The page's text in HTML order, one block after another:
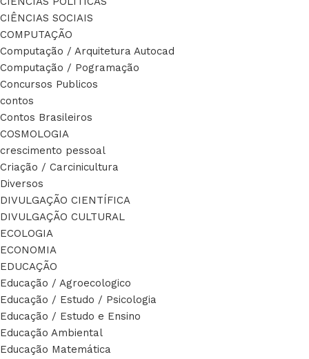
CIÊNCIAS SOCIAIS
COMPUTAÇÃO
Computação / Arquitetura Autocad
Computação / Pogramação
Concursos Publicos
contos
Contos Brasileiros
COSMOLOGIA
crescimento pessoal
Criação / Carcinicultura
Diversos
DIVULGAÇÃO CIENTÍFICA
DIVULGAÇÃO CULTURAL
ECOLOGIA
ECONOMIA
EDUCAÇÃO
Educação / Agroecologico
Educação / Estudo / Psicologia
Educação / Estudo e Ensino
Educação Ambiental
Educação Matemática